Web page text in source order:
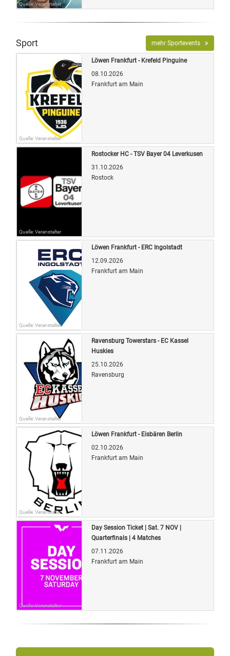
Quelle: Veranstalter
Sport mehr Sportevents
Quelle: Veranstalter
Löwen Frankfurt - Krefeld Pinguine
08.10.2026
Frankfurt am Main
Quelle: Veranstalter
Rostocker HC - TSV Bayer 04 Leverkusen
31.10.2026
Rostock
Quelle: Veranstalter
Löwen Frankfurt - ERC Ingolstadt
12.09.2026
Frankfurt am Main
Quelle: Veranstalter
Ravensburg Towerstars - EC Kassel
Huskies
25.10.2026
Ravensburg
Quelle: Veranstalter
Löwen Frankfurt - Eisbären Berlin
02.10.2026
Frankfurt am Main
Quelle: Veranstalter
Day Session Ticket | Sat. 7 NOV |
Quarterfinals | 4 Matches
07.11.2026
Frankfurt am Main